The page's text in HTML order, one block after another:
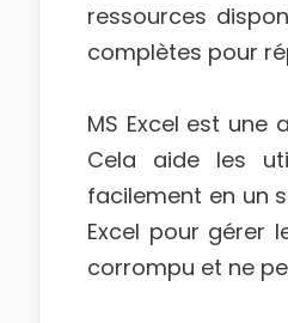
ressources
complètes pour
MS Excel est
Cela aide les
facilement en un
Excel pour gérer
corrompu et ne